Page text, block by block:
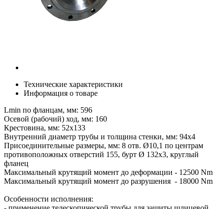
Технические характеристики
Информация о товаре
Lmin по фланцам, мм: 596
Осевой (рабочий) ход, мм: 160
Крестовина, мм: 52х133
Внутренний диаметр трубы и толщина стенки, мм: 94х4
Присоединительные размеры, мм: 8 отв. Ø10,1 по центрам
противоположных отверстий 155, бурт Ø 132х3, круглый
фланец
Максимальный крутящий момент до деформации - 12500 Nm
Максимальный крутящий момент до разрушения - 18000 Nm
Особенности исполнения: